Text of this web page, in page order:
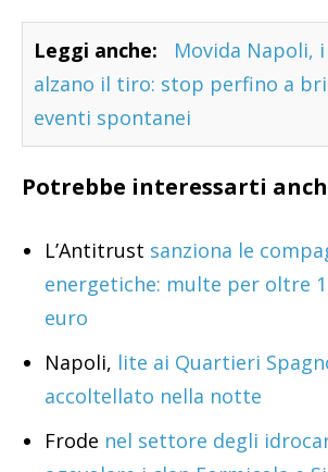
Leggi anche:
Movida Napoli,
alzano il tiro: stop perfino a
eventi spontanei
Potrebbe interessarti
L’Antitrust sanziona le
energetiche: multe per oltre
euro
Napoli, lite ai Quartieri
accoltellato nella notte
Frode nel settore degli